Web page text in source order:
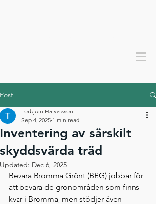
Post
Inventering av särskilt
skyddsvärda träd
Torbjörn Halvarsson
Sep 4, 2025 1 min read
Updated: Dec 6, 2025
Bevara Bromma Grönt (BBG) jobbar för
att bevara de grönområden som finns
kvar i Bromma, men stödjer även